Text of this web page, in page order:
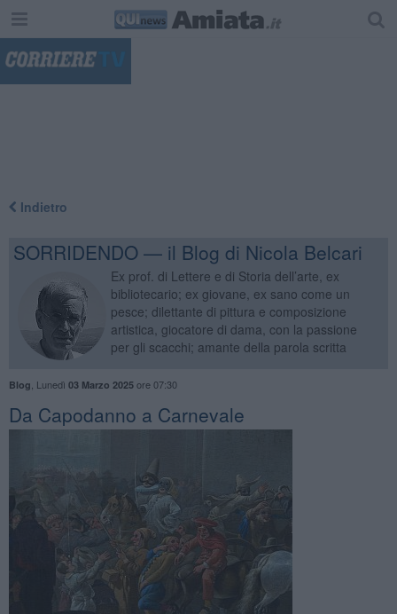
Indietro
SORRIDENDO — il Blog di Nicola Belcari
Ex prof. di Lettere e di Storia dell’arte, ex
bibliotecario; ex giovane, ex sano come un
pesce; dilettante di pittura e composizione
artistica, giocatore di dama, con la passione
per gli scacchi; amante della parola scritta
Blog Lunedì 03 Marzo 2025ore 07:30
Da Capodanno a Carnevale